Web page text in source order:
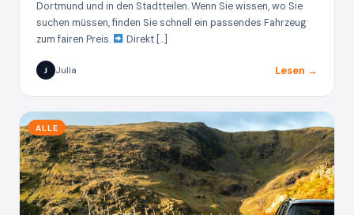
Dortmund und in den Stadtteilen. Wenn Sie wissen, wo Sie
suchen müssen, finden Sie schnell ein passendes Fahrzeug
zum fairen Preis.
Direkt […]
J Julia Lesen →
ALLE